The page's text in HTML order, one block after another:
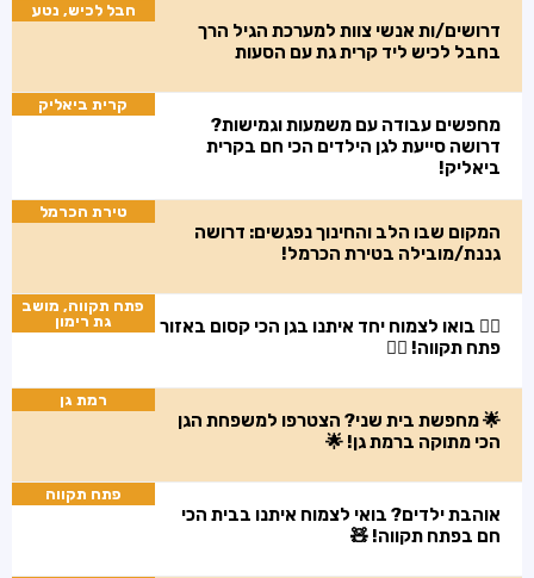
דרושים/ות אנשי צוות למערכת הגיל הרך
בחבל לכיש ליד קרית גת עם הסעות
חבל לכיש, נטע
מחפשים עבודה עם משמעות וגמישות?
דרושה סייעת לגן הילדים הכי חם בקרית
ביאליק!
קרית ביאליק
המקום שבו הלב והחינוך נפגשים: דרושה
גננת/מובילה בטירת הכרמל!
טירת הכרמל
🧚‍♀️ בואו לצמוח יחד איתנו בגן הכי קסום באזור
פתח תקווה! 🧚‍♀️
פתח תקווה, מושב
גת רימון
🌟 מחפשת בית שני? הצטרפו למשפחת הגן
הכי מתוקה ברמת גן! 🌟
רמת גן
אוהבת ילדים? בואי לצמוח איתנו בבית הכי
חם בפתח תקווה! 🧸
פתח תקווה